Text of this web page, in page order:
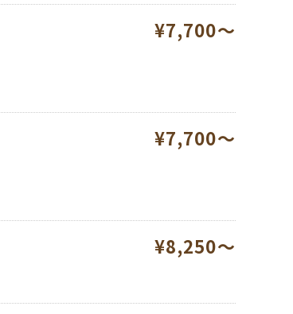
¥7,700～
¥7,700～
¥8,250～